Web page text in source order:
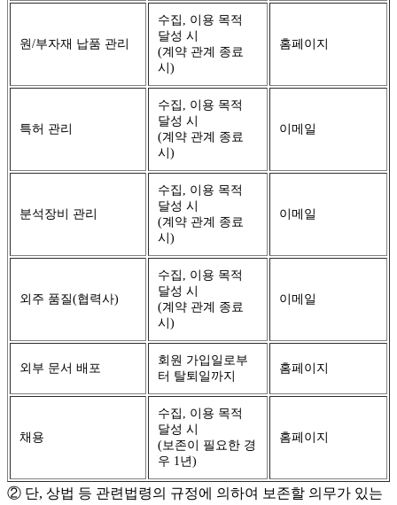
원/부자재 납품 관리
수집, 이용 목적
달성 시
(계약 관계 종료
시)
홈페이지
특허 관리
수집, 이용 목적
달성 시
(계약 관계 종료
시)
이메일
분석장비 관리
수집, 이용 목적
달성 시
(계약 관계 종료
시)
이메일
외주 품질(협력사)
수집, 이용 목적
달성 시
(계약 관계 종료
시)
이메일
외부 문서 배포
회원 가입일로부
터 탈퇴일까지
홈페이지
채용
수집, 이용 목적
달성 시
(보존이 필요한 경
우 1년)
홈페이지
② 단, 상법 등 관련법령의 규정에 의하여 보존할 의무가 있는